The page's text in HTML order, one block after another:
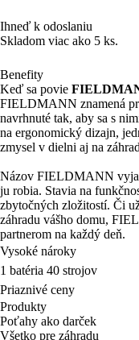
Ihneď k odoslaniu
Skladom viac ako 5 ks.
Benefity
Keď sa povie
FIELDMANN znamená
navrhnuté tak, aby sa s
na ergonomický dizajn,
zmysel v dielni aj na
Názov FIELDMANN
ju robia. Stavia na
zbytočných zložitostí. Či
záhradu vášho domu,
partnerom na každý deň.
Vysoké nároky
1 batéria 40 strojov
Priaznivé ceny
Produkty
Poťahy ako darček
Všetko pre záhradu